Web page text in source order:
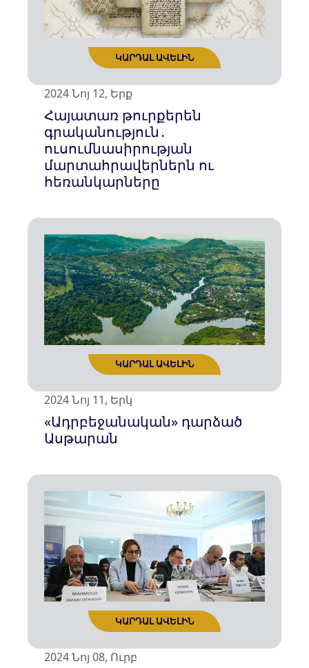
ԿԱՐԴԱԼ ԱՎԵԼԻՆ
ԿԱՐԴԱԼ ԱՎԵԼԻՆ
2024 Նոյ 12, Երք
Հայատառ թուրքերեն
գրականություն․
ուսումնասիրության
մարտահրավերներն ու
հեռանկարները
2024 Նոյ 11, Երկ
«Ադրբեջանական» դարձած
Ասթարան
2024 Նոյ 08, Ուրբ